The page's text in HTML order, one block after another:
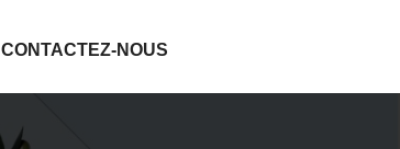
CONTACTEZ-NOUS